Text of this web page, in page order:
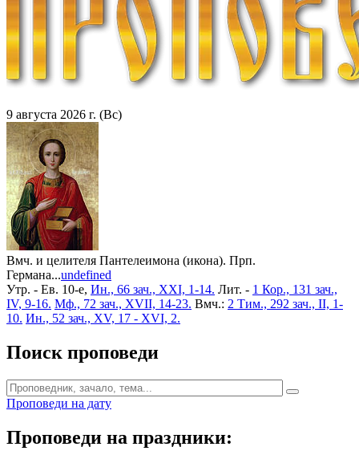
9 августа 2026 г. (Вс)
Вмч. и целителя Пантелеимона (икона). Прп.
Германа...undefined
Утр. - Ев. 10-е, Ин., 66 зач., XXI, 1-14. Лит. - 1 Кор., 131 зач.,
IV, 9-16. Мф., 72 зач., XVII, 14-23. Вмч.: 2 Тим., 292 зач., II, 1-
10. Ин., 52 зач., XV, 17 - XVI, 2.
Поиск проповеди
Проповеди на дату
Проповеди на праздники: